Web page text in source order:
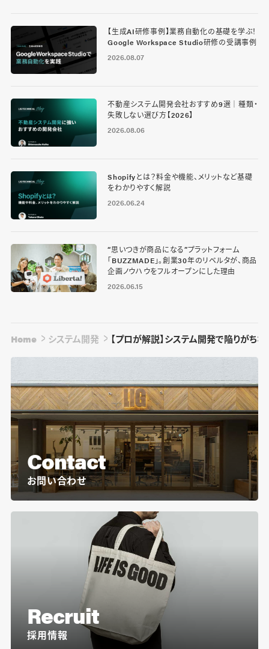
【生成AI研修事例】業務自動化の基礎を学ぶ！
Google Workspace Studio研修の受講事例
2026.08.07
不動産システム開発会社おすすめ9選｜種類・
失敗しない選び方【2026】
2026.08.06
Shopifyとは？料金や機能、メリットなど基礎
をわかりやすく解説
2026.06.24
“思いつきが商品になる”プラットフォーム
「BUZZMADE」。創業30年のリベルタが、商品
企画ノウハウをフルオープンにした理由
2026.06.15
Home システム開発 【プロが解説】システム開発で陥りがち
Contact
お問い合わせ
Recruit
採用情報